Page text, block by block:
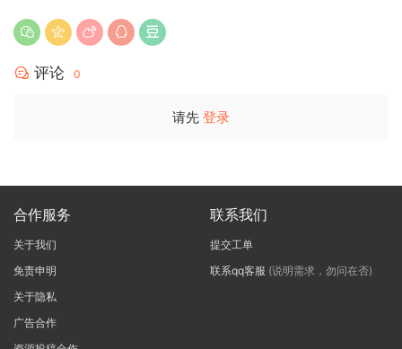
评论 0
请先 登录
合作服务
关于我们
免责申明
关于隐私
广告合作
联系我们
提交工单
联系qq客服 (说明需求，勿问在否)